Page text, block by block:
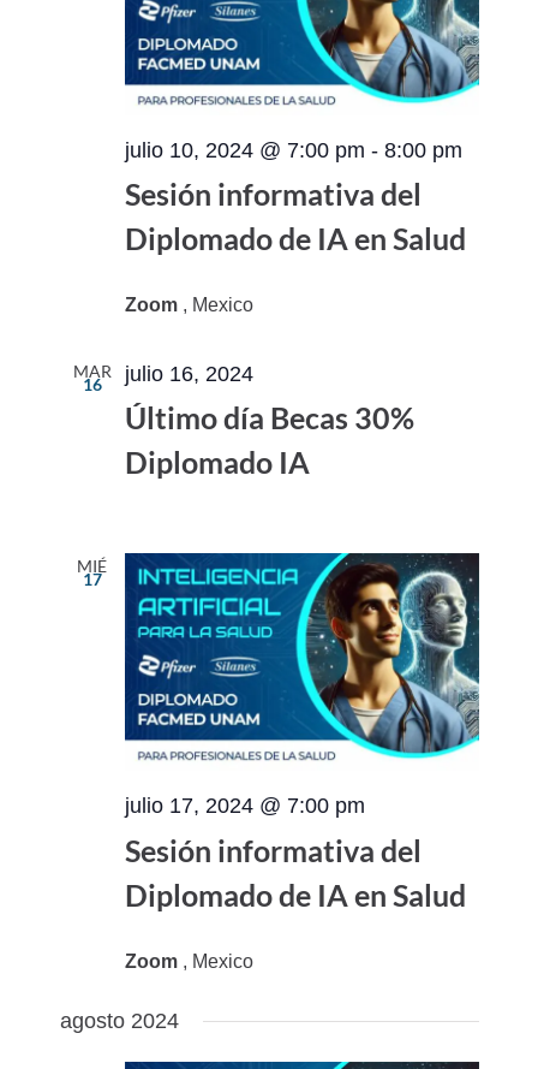
julio 10, 2024 @ 7:00 pm - 8:00 pm
Sesión informativa del
Diplomado de IA en Salud
Zoom , Mexico
MAR
16 julio 16, 2024
Último día Becas 30%
Diplomado IA
MIÉ
17
julio 17, 2024 @ 7:00 pm
Sesión informativa del
Diplomado de IA en Salud
Zoom , Mexico
agosto 2024